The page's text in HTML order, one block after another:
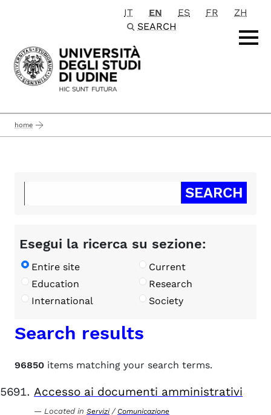
Passa al contenuto principale
IT EN ES FR
ZH
SEARCH
home
Esegui la ricerca su sezione:
Entire site
Current
Education
Research
International
Society
Search results
96850 items matching your search terms.
Accesso ai documenti amministrativi
Located in Servizi / Comunicazione